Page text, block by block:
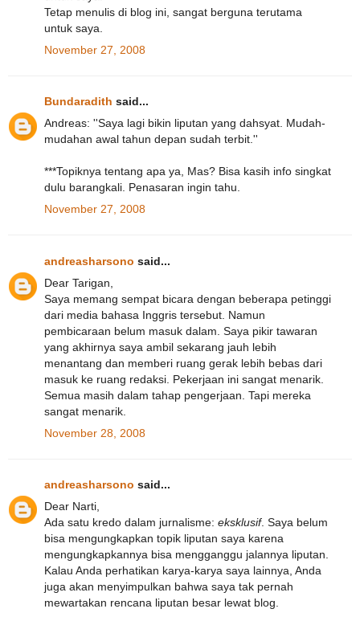
Tetap menulis di blog ini, sangat berguna terutama
untuk saya.
November 27, 2008
Bundaradith said...
Andreas: ''Saya lagi bikin liputan yang dahsyat. Mudah-
mudahan awal tahun depan sudah terbit.''
***Topiknya tentang apa ya, Mas? Bisa kasih info singkat
dulu barangkali. Penasaran ingin tahu.
November 27, 2008
andreasharsono said...
Dear Tarigan,
Saya memang sempat bicara dengan beberapa petinggi
dari media bahasa Inggris tersebut. Namun
pembicaraan belum masuk dalam. Saya pikir tawaran
yang akhirnya saya ambil sekarang jauh lebih
menantang dan memberi ruang gerak lebih bebas dari
masuk ke ruang redaksi. Pekerjaan ini sangat menarik.
Semua masih dalam tahap pengerjaan. Tapi mereka
sangat menarik.
November 28, 2008
andreasharsono said...
Dear Narti,
Ada satu kredo dalam jurnalisme: eksklusif. Saya belum
bisa mengungkapkan topik liputan saya karena
mengungkapkannya bisa mengganggu jalannya liputan.
Kalau Anda perhatikan karya-karya saya lainnya, Anda
juga akan menyimpulkan bahwa saya tak pernah
mewartakan rencana liputan besar lewat blog.